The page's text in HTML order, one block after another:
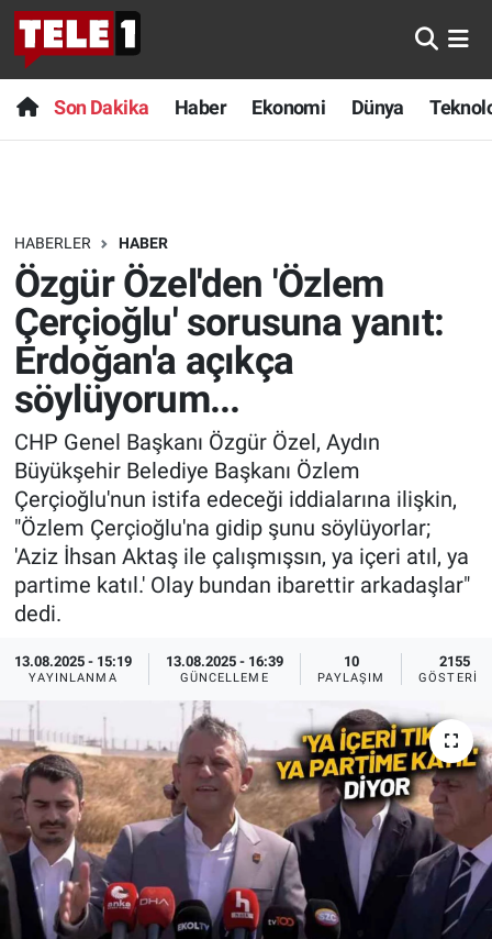
Son Dakika Haber Ekonomi Dünya
HABERLER HABER
Özgür Özel'den 'Özlem
Çerçioğlu' sorusuna yanıt:
Erdoğan'a açıkça
söylüyorum...
CHP Genel Başkanı Özgür Özel, Aydın
Büyükşehir Belediye Başkanı Özlem
Çerçioğlu'nun istifa edeceği iddialarına ilişkin,
"Özlem Çerçioğlu'na gidip şunu söylüyorlar;
'Aziz İhsan Aktaş ile çalışmışsın, ya içeri atıl, ya
partime katıl.' Olay bundan ibarettir arkadaşlar"
dedi.
13.08.2025 - 15:19
YAYINLANMA
13.08.2025 - 16:39
GÜNCELLEME
10
PAYLAŞIM
2155
GÖSTERIM
Anında Manşet
Başka Sohbetler
Bilim turu
Bilim ve Teknoloji Evreni
Doğa Konuşuyor
Dünya
Ege Saati
Ege'den Esintiler
Eğitim
Forum
Gerçeğin İzinde
Gün Başlıyor
Gün Bitiyor
Son Dakika
Haber
Dünya
Teknoloji
Sağlık
Spor
Yayın Akışı
İletişim
Nöbetçi Eczaneler
Hava Durumu
Trafik Durumu
Süper Lig Puan Durumu ve Fikstür
Tüm Manşetler
Son Dakika Haberleri
Haber Arşivi